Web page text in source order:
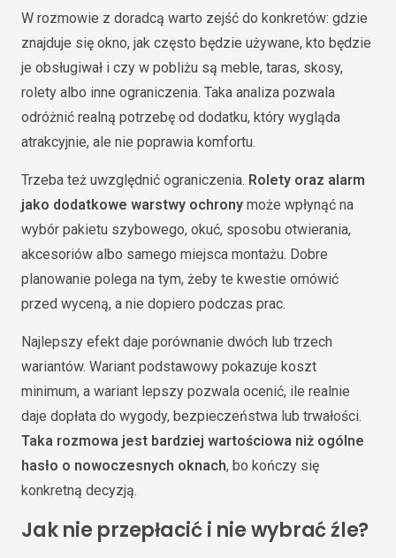
W rozmowie z doradcą warto zejść do konkretów: gdzie
znajduje się okno, jak często będzie używane, kto będzie
je obsługiwał i czy w pobliżu są meble, taras, skosy,
rolety albo inne ograniczenia. Taka analiza pozwala
odróżnić realną potrzebę od dodatku, który wygląda
atrakcyjnie, ale nie poprawia komfortu.
Trzeba też uwzględnić ograniczenia. Rolety oraz alarm
jako dodatkowe warstwy ochrony może wpłynąć na
wybór pakietu szybowego, okuć, sposobu otwierania,
akcesoriów albo samego miejsca montażu. Dobre
planowanie polega na tym, żeby te kwestie omówić
przed wyceną, a nie dopiero podczas prac.
Najlepszy efekt daje porównanie dwóch lub trzech
wariantów. Wariant podstawowy pokazuje koszt
minimum, a wariant lepszy pozwala ocenić, ile realnie
daje dopłata do wygody, bezpieczeństwa lub trwałości.
Taka rozmowa jest bardziej wartościowa niż ogólne
hasło o nowoczesnych oknach, bo kończy się
konkretną decyzją.
Jak nie przepłacić i nie wybrać źle?